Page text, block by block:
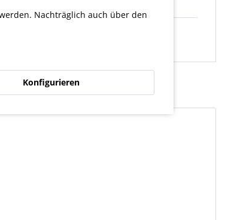
Nachträglich auch über den
Konfigurieren